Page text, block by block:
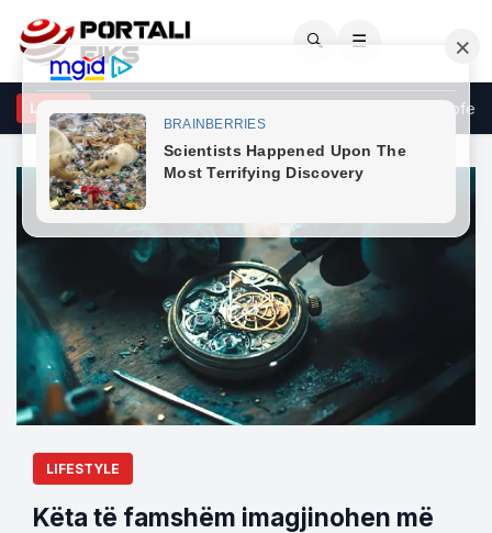
🔍 ☰
LAJMEKërkesat e LDK-së ndaj VV-së janë të ekzagjeruara, oferta
LIFESTYLE
Këta të famshëm imagjinohen më